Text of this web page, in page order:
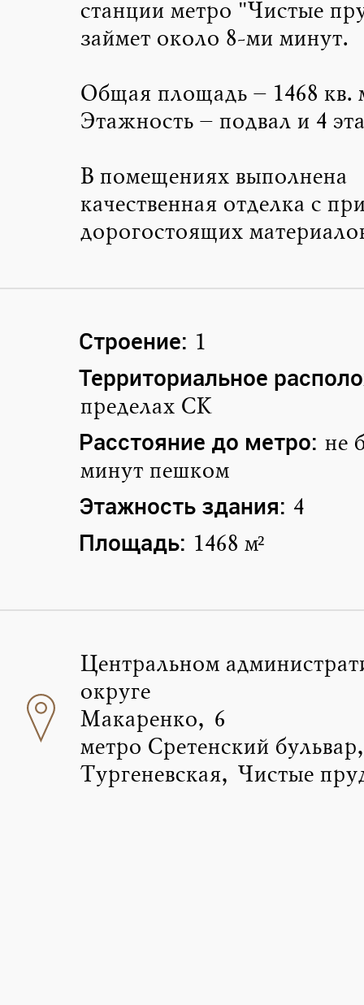
станции метро "Чистые
займет около 8-ми минут.
Общая площадь – 1468 кв.
Этажность – подвал и 4
В помещениях выполнена
качественная отделка с
дорогостоящих
Строение: 1
Территориальное
пределах СК
Расстояние до метро: не
минут пешком
Этажность здания: 4
Площадь: 1468 м²
Центральном
округе
Макаренко, 6
метро Сретенский
Тургеневская, Чистые